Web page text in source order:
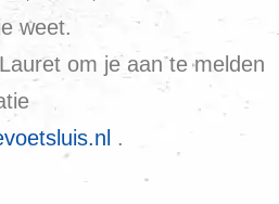
weet.
om je aan te melden
.